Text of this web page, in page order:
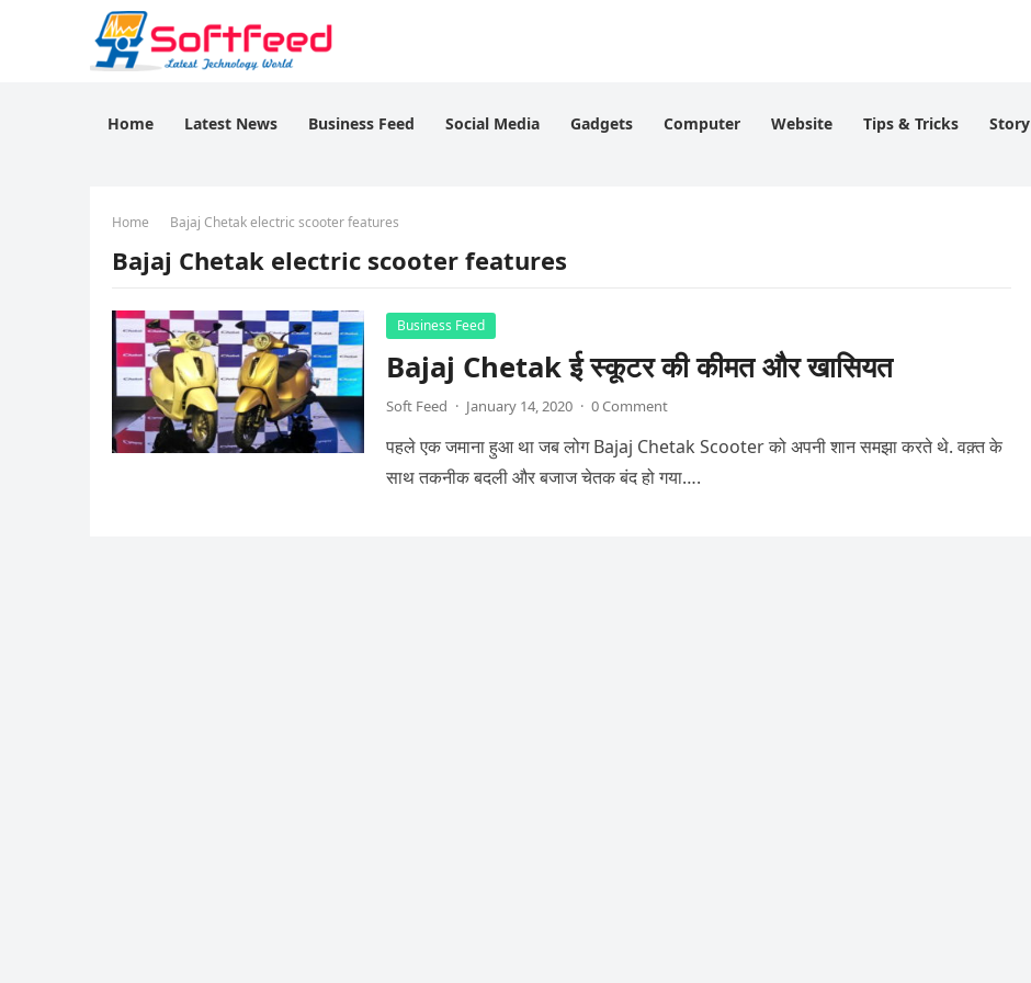
Home Latest News Business Feed Social Media Gadgets Computer Website Tips & Tricks Story
Home Bajaj Chetak electric scooter features
Bajaj Chetak electric scooter features
Business Feed
Bajaj Chetak ई स्कूटर की कीमत और खासियत
Soft Feed · January 14, 2020 · 0 Comment
पहले एक जमाना हुआ था जब लोग Bajaj Chetak Scooter को अपनी शान समझा करते थे. वक़्त के
साथ तकनीक बदली और बजाज चेतक बंद हो गया….